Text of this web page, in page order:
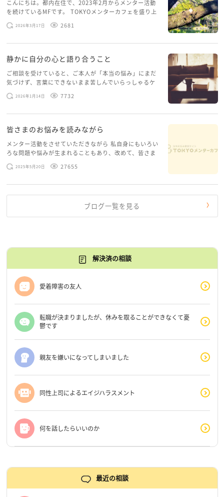
こんにちは。都内在住で、2023年2月からメンター活動
を続けているMFです。 TOKYOメンターカフェを盛り上
げたいという想いから、勇気を出して初めてブログを投
稿してみようと思います。少し自分のことを書いてみま
2026年3月17日 2681
静かに自分の心と語り合うこと
ご相談を受けていると、ご本人が「本当の悩み」にまだ
気づけず、言葉にできないまま苦しんでいらっしゃるケ
ースがありますお悩みというのは、心の深いところ（深
層心理）に触れることで、まったく違う角度から解決の
2026年1月14日 7732
皆さまのお悩みを読みながら
メンター活動をさせていただきながら 私自身にもいろい
ろな問題や悩みが生まれることもあり、改めて、皆さま
のお悩みを読みながら 「みんな、もがいてる。わたし
だけじゃないんだな」と、逆に励まされるような日々で
2025年5月20日 27655
ブログ一覧を見る
解決済の相談
愛着障害の友人
転職が決まりましたが、休みを取ることができなくて憂
鬱です
親友を嫌いになってしまいました
同性上司によるエイジハラスメント
何を話したらいいのか
最近の相談